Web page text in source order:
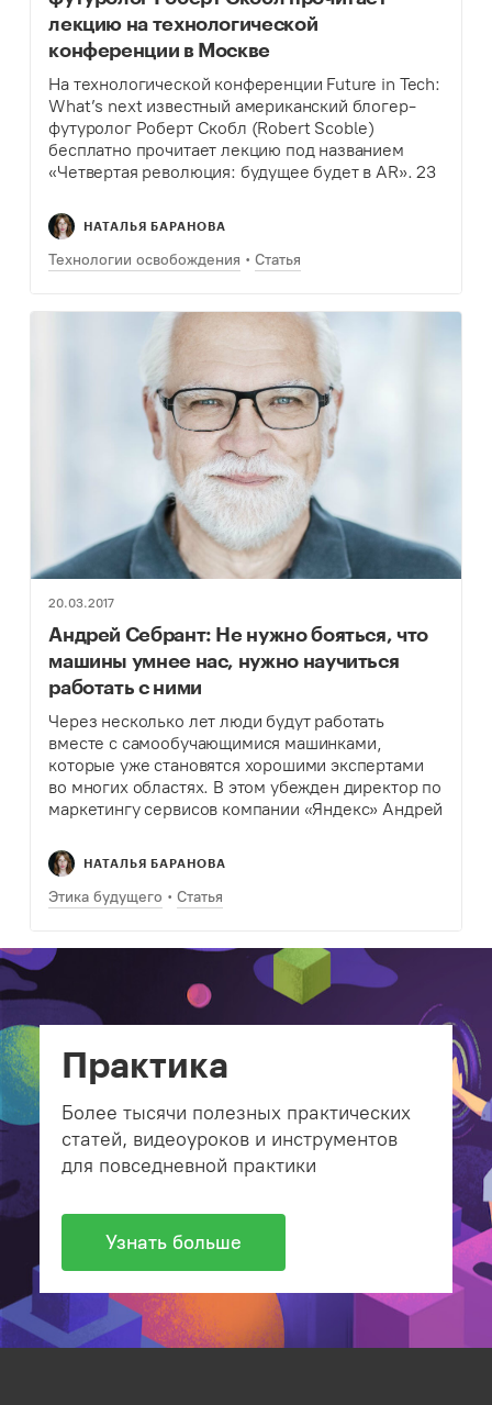
лекцию на технологической
конференции в Москве
На технологической конференции Future in Tech:
What’s next известный американский блогер-
футуролог Роберт Скобл (Robert Scoble)
бесплатно прочитает лекцию под названием
«Четвертая революция: будущее будет в AR». 23
перспективах виртуальной (VR) и дополненной
(AR) реальности.
НАТАЛЬЯ БАРАНОВА
Технологии освобождения Статья
20.03.2017
Андрей Себрант: Не нужно бояться, что
машины умнее нас, нужно научиться
работать с ними
Через несколько лет люди будут работать
вместе с самообучающимися машинками,
которые уже становятся хорошими экспертами
во многих областях. В этом убежден директор по
маркетингу сервисов компании «Яндекс» Андрей
Баранова подготовила интервью с экспертом и
узнала, как…
НАТАЛЬЯ БАРАНОВА
Этика будущего Статья
Практика
Более тысячи полезных практических
статей, видеоуроков и инструментов
для повседневной практики
Узнать больше